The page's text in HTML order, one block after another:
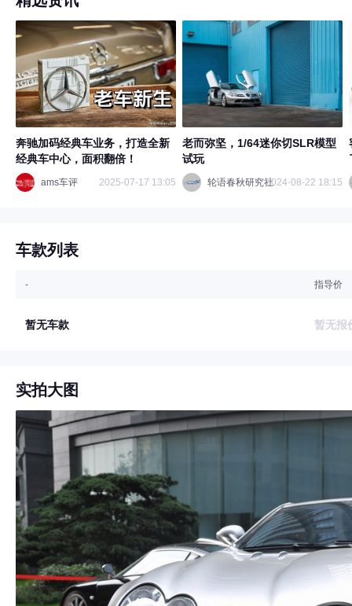
奔驰加码经典车业务，打造全新
经典车中心，面积翻倍！
ams车评 2025-07-17 13:05
老而弥坚，1/64迷你切SLR模型
试玩
轮语春秋研究社2024-08-22 18:15
车款列表
- 指导价
暂无车款 暂无报
实拍大图